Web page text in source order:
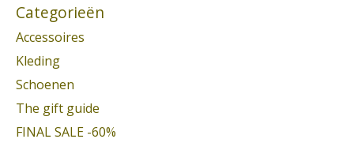
Categorieën
Accessoires
Kleding
Schoenen
The gift guide
FINAL SALE -60%